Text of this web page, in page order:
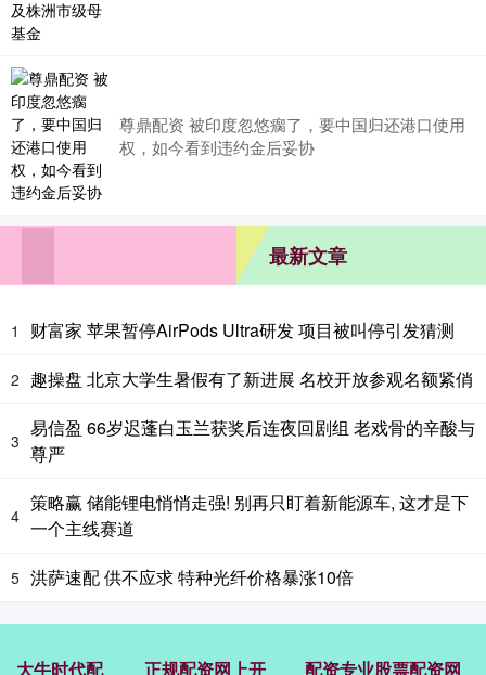
尊鼎配资 被印度忽悠瘸了，要中国归还港口使用
权，如今看到违约金后妥协
最新文章
1 财富家 苹果暂停AirPods Ultra研发 项目被叫停引发猜测
2 趣操盘 北京大学生暑假有了新进展 名校开放参观名额紧俏
3
易信盈 66岁迟蓬白玉兰获奖后连夜回剧组 老戏骨的辛酸与
尊严
4
策略赢 储能锂电悄悄走强! 别再只盯着新能源车, 这才是下
一个主线赛道
5 洪萨速配 供不应求 特种光纤价格暴涨10倍
大牛时代配 正规配资网上开 配资专业股票配资网